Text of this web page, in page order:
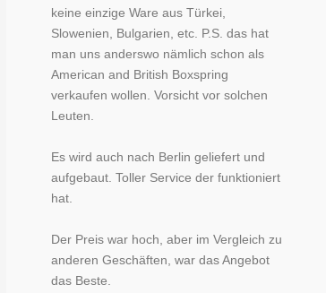
keine einzige Ware aus Türkei,
Slowenien, Bulgarien, etc. P.S. das hat
man uns anderswo nämlich schon als
American and British Boxspring
verkaufen wollen. Vorsicht vor solchen
Leuten.
Es wird auch nach Berlin geliefert und
aufgebaut. Toller Service der funktioniert
hat.
Der Preis war hoch, aber im Vergleich zu
anderen Geschäften, war das Angebot
das Beste.